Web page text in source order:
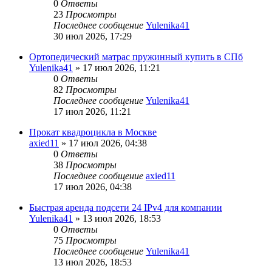
0 Ответы
23 Просмотры
Последнее сообщение Yulenika41
30 июл 2026, 17:29
Ортопедический матрас пружинный купить в СПб
Yulenika41 » 17 июл 2026, 11:21
0 Ответы
82 Просмотры
Последнее сообщение Yulenika41
17 июл 2026, 11:21
Прокат квадроцикла в Москве
axied11 » 17 июл 2026, 04:38
0 Ответы
38 Просмотры
Последнее сообщение axied11
17 июл 2026, 04:38
Быстрая аренда подсети 24 IPv4 для компании
Yulenika41 » 13 июл 2026, 18:53
0 Ответы
75 Просмотры
Последнее сообщение Yulenika41
13 июл 2026, 18:53